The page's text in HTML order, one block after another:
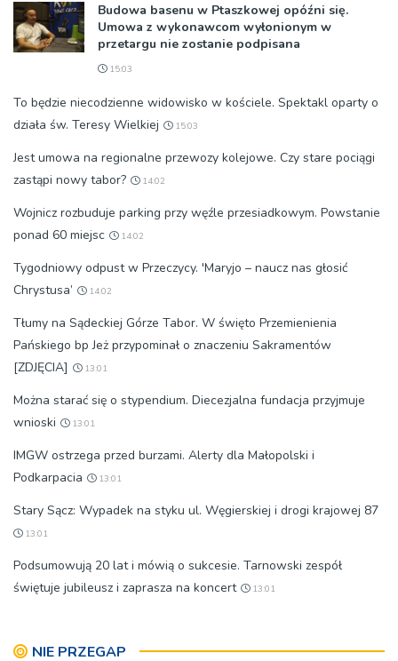
Budowa basenu w Ptaszkowej opóźni się.
Umowa z wykonawcom wyłonionym w
przetargu nie zostanie podpisana
15:03
To będzie niecodzienne widowisko w kościele. Spektakl oparty o
działa św. Teresy Wielkiej
15:03
Jest umowa na regionalne przewozy kolejowe. Czy stare pociągi
zastąpi nowy tabor?
14:02
Wojnicz rozbuduje parking przy węźle przesiadkowym. Powstanie
ponad 60 miejsc
14:02
Tygodniowy odpust w Przeczycy. 'Maryjo – naucz nas głosić
Chrystusa’
14:02
Tłumy na Sądeckiej Górze Tabor. W święto Przemienienia
Pańskiego bp Jeż przypominał o znaczeniu Sakramentów
[ZDJĘCIA]
13:01
Można starać się o stypendium. Diecezjalna fundacja przyjmuje
wnioski
13:01
IMGW ostrzega przed burzami. Alerty dla Małopolski i
Podkarpacia
13:01
Stary Sącz: Wypadek na styku ul. Węgierskiej i drogi krajowej 87
13:01
Podsumowują 20 lat i mówią o sukcesie. Tarnowski zespół
świętuje jubileusz i zaprasza na koncert
13:01
NIE PRZEGAP